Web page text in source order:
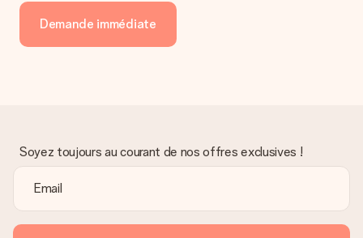
Demande immédiate
Soyez toujours au courant de nos offres exclusives !